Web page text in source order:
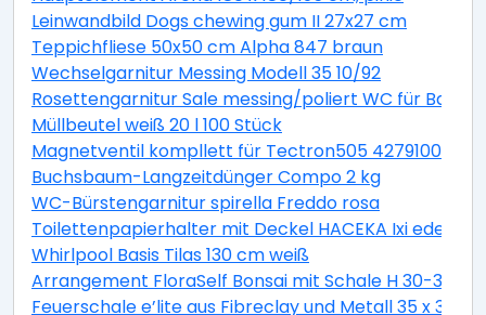
Leinwandbild Dogs chewing gum II 27x27 cm
Teppichfliese 50x50 cm Alpha 847 braun
Wechselgarnitur Messing Modell 35 10/92
Rosettengarnitur Sale messing/poliert WC für Bad +
Müllbeutel weiß 20 l 100 Stück
Magnetventil kompllett für Tectron505 42791000
Buchsbaum-Langzeitdünger Compo 2 kg
WC-Bürstengarnitur spirella Freddo rosa
Toilettenpapierhalter mit Deckel HACEKA Ixi
Whirlpool Basis Tilas 130 cm weiß
Arrangement FloraSelf Bonsai mit Schale H 30-38
Feuerschale e’lite aus Fibreclay und Metall 35 x 35 x